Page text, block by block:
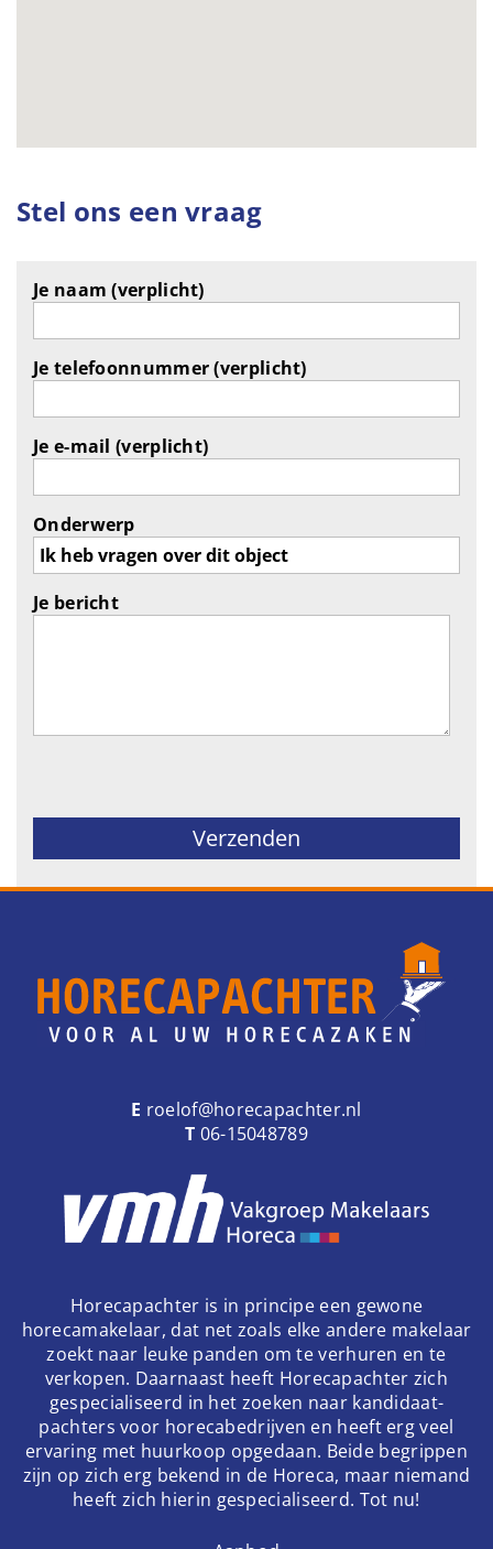
Stel ons een vraag
Je naam (verplicht)
Je telefoonnummer (verplicht)
Je e-mail (verplicht)
Onderwerp
Je bericht
E roelof@horecapachter.nl
T 06-15048789
Horecapachter is in principe een gewone
horecamakelaar, dat net zoals elke andere makelaar
zoekt naar leuke panden om te verhuren en te
verkopen. Daarnaast heeft Horecapachter zich
gespecialiseerd in het zoeken naar kandidaat-
pachters voor horecabedrijven en heeft erg veel
ervaring met huurkoop opgedaan. Beide begrippen
zijn op zich erg bekend in de Horeca, maar niemand
heeft zich hierin gespecialiseerd. Tot nu!